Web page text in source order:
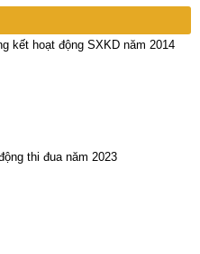
kết hoạt động SXKD năm 2014
thi đua năm 2023